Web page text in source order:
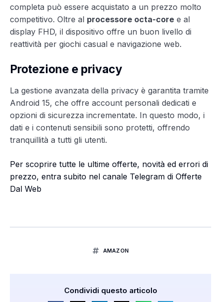
completa può essere acquistato a un prezzo molto
competitivo. Oltre al processore octa-core e al
display FHD, il dispositivo offre un buon livello di
reattività per giochi casual e navigazione web.
Protezione e privacy
La gestione avanzata della privacy è garantita tramite
Android 15, che offre account personali dedicati e
opzioni di sicurezza incrementate. In questo modo, i
dati e i contenuti sensibili sono protetti, offrendo
tranquillità a tutti gli utenti.
Per scoprire tutte le ultime offerte, novità ed errori di
prezzo, entra subito nel canale Telegram di Offerte
Dal Web
AMAZON
Condividi questo articolo